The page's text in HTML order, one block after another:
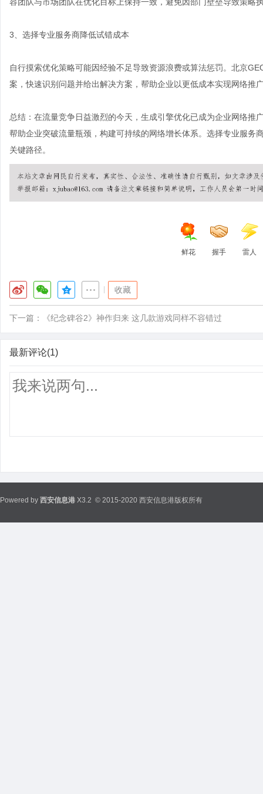
3、选择专业服务商降低试错成本
自行摸索优化策略可能因经验不足导致资源浪费或算法惩罚。北京
案，快速识别问题并给出解决方案，帮助企业以更低成本实现网络推
总结：在流量竞争日益激烈的今天，生成引擎优化已成为企业网络
帮助企业突破流量瓶颈，构建可持续的网络增长体系。选择专业服务
关键路径。
鲜花 握手 雷人
收藏
下一篇： 《纪念碑谷2》神作归来 这几款游戏同样不容错过
最新评论(1)
Powered by 西安信息港 X3.2 © 2015-2020 西安信息港版权所有